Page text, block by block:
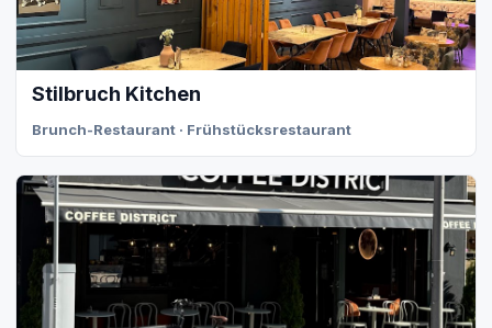
Stilbruch Kitchen
Brunch-Restaurant · Frühstücksrestaurant